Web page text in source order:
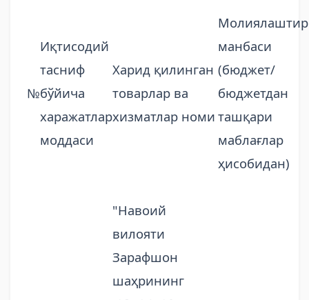
№
Иқтисодий
тасниф
бўйича
харажатлар
моддаси
Харид қилинган
товарлар ва
хизматлар номи
манбаси
(бюджет/
бюджетдан
ташқари
маблағлар
ҳисобидан)
"Навоий
вилояти
Зарафшон
шаҳрининг